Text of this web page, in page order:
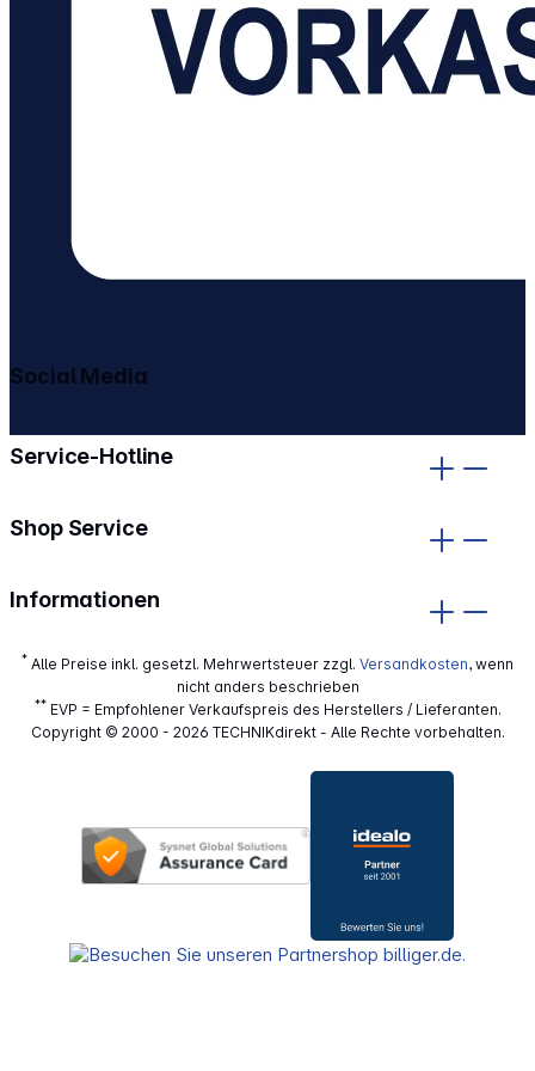
Service-Hotline
Shop Service
Informationen
Social Media
* Alle Preise inkl. gesetzl. Mehrwertsteuer zzgl. Versandkosten, wenn
nicht anders beschrieben
**EVP = Empfohlener Verkaufspreis des Herstellers / Lieferanten.
Copyright © 2000 - 2026 TECHNIKdirekt - Alle Rechte vorbehalten.